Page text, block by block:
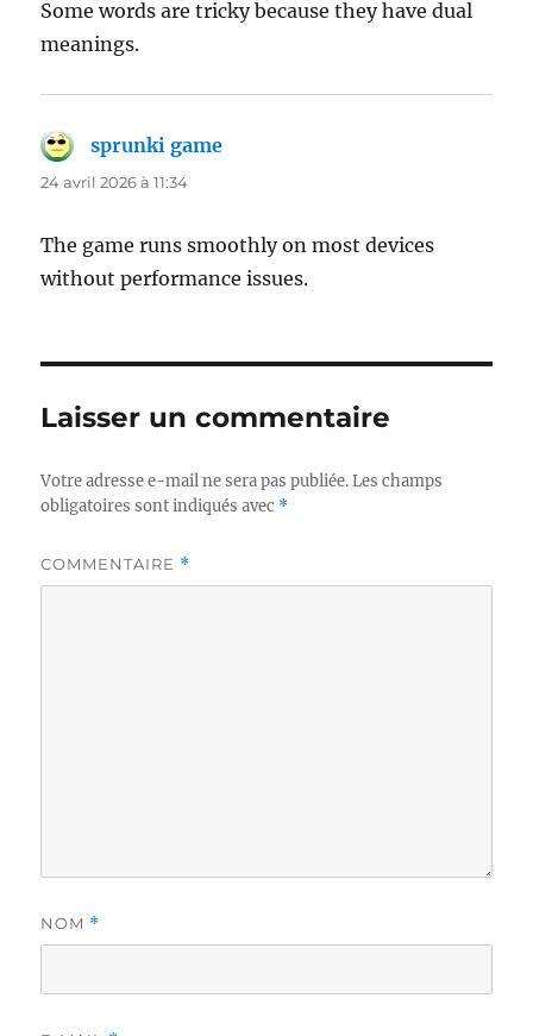
Some words are tricky because they have dual
meanings.
sprunki game
24 avril 2026 à 11:34
The game runs smoothly on most devices
without performance issues.
Laisser un commentaire
Votre adresse e-mail ne sera pas publiée. Les champs
obligatoires sont indiqués avec *
COMMENTAIRE *
NOM *